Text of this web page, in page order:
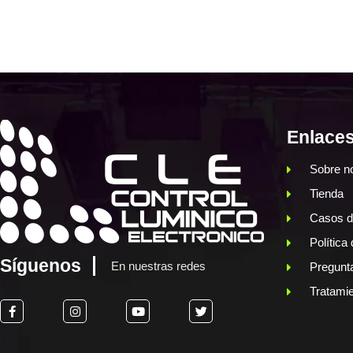
Síguenos En nuestras redes
Sobre
Tienda
Casos
Política